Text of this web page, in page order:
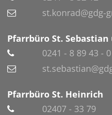
st.konrad@gdg-
Pfarrbüro St. Sebastian
0241 - 8 89 43 - 0
Pfarrbüro St. Heinrich
02407 - 33 79